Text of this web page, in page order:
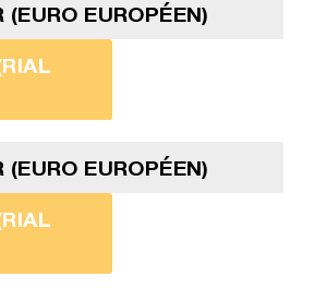
(EURO EUROPÉEN)
(EURO EUROPÉEN)